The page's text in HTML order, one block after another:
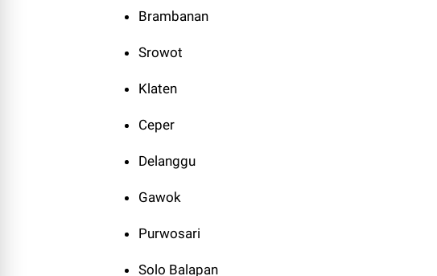
Brambanan
Srowot
Klaten
Ceper
Delanggu
Gawok
Purwosari
Solo Balapan